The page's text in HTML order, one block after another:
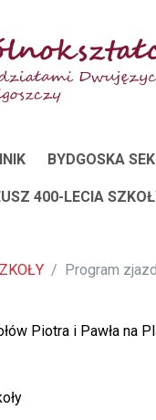
BYDGOSKA
400-LECIA
Program
Piotra i Pawła na